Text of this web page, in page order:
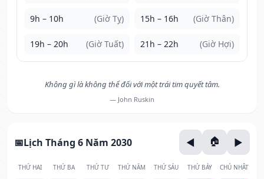
9h – 10h (Giờ Tỵ) 15h – 16h (Giờ Thân)
19h – 20h (Giờ Tuất) 21h – 22h (Giờ Hợi)
Không gì là không thể đối với một trái tim quyết tâm.
— John Ruskin
Lịch Tháng 6 Năm 2030
THỨ HAI THỨ BA THỨ TƯ THỨ NĂM THỨ SÁU THỨ BẢY CHỦ NHẬT